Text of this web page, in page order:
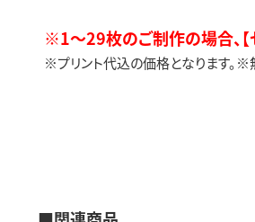
※1～29枚のご制作の場合、【
※プリント代込の価格となります。